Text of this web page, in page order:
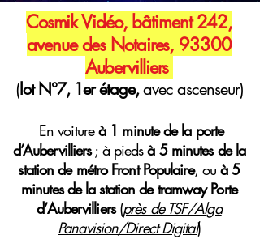
Cosmik Vidéo, bâtiment 242,
avenue des Notaires, 93300
Aubervilliers
(lot N°7, 1er étage,avec ascenseur)
En voitureà 1 minute de la porte
d’Aubervilliers; à piedsà 5 minutes de la
station de métro Front Populaire, ouà 5
minutes de la station de tramway Porte
d’Aubervilliers(près de TSF/Alga
Panavision/Direct Digital)